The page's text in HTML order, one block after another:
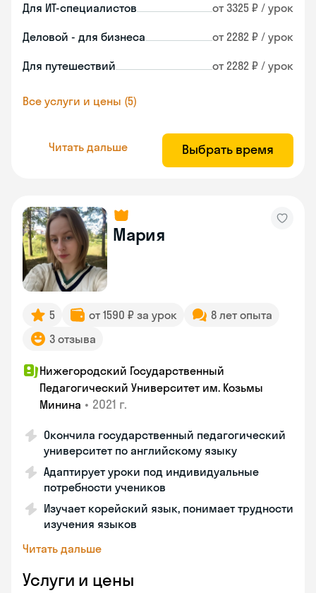
Для ИТ-специалистов от 3325 ₽ / урок
Деловой - для бизнеса от 2282 ₽ / урок
Для путешествий от 2282 ₽ / урок
Все услуги и цены (5)
Читать дальше Выбрать время
Мария
5 от 1590 ₽ за урок
8 лет опыта
3 отзыва
Нижегородский Государственный
Педагогический Университет им. Козьмы
Минина • 2021 г.
Окончила государственный педагогический
университет по английскому языку
Адаптирует уроки под индивидуальные
потребности учеников
Изучает корейский язык, понимает трудности
изучения языков
Читать дальше
Услуги и цены